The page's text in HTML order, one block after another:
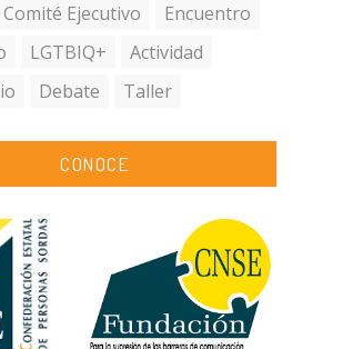
Comité Ejecutivo
Encuentro
LGTBIQ+
Actividad
Debate Taller
CONOCE